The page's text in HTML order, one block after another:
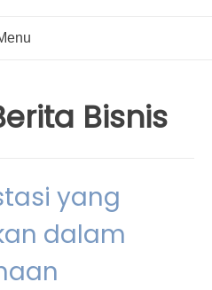
Bisnis
yang
dalam